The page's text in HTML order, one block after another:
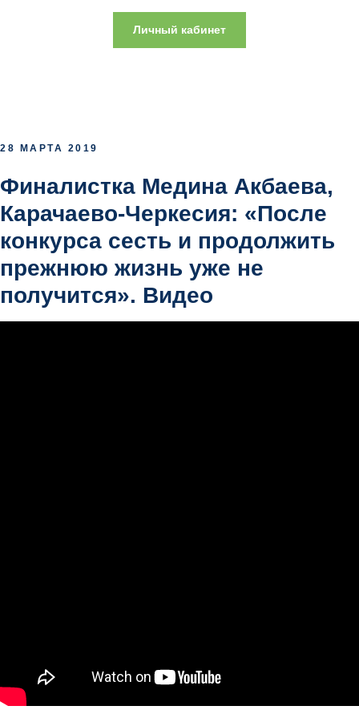
Личный кабинет
28 МАРТА 2019
Финалистка Медина Акбаева,
Карачаево-Черкесия: «После
конкурса сесть и продолжить
прежнюю жизнь уже не
получится». Видео